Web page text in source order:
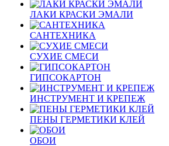
ЛАКИ КРАСКИ ЭМАЛИ
САНТЕХНИКА
СУХИЕ СМЕСИ
ГИПСОКАРТОН
ИНСТРУМЕНТ И КРЕПЕЖ
ПЕНЫ ГЕРМЕТИКИ КЛЕЙ
ОБОИ